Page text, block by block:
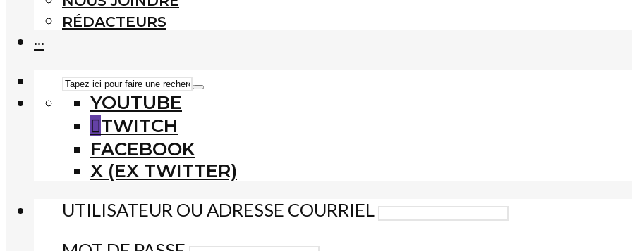
RÉDACTEURS
···
YOUTUBE
TWITCH
FACEBOOK
X (EX TWITTER)
UTILISATEUR OU ADRESSE COURRIEL